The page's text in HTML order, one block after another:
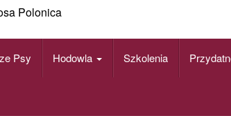
Polonica
Psy Hodowla Szkolenia